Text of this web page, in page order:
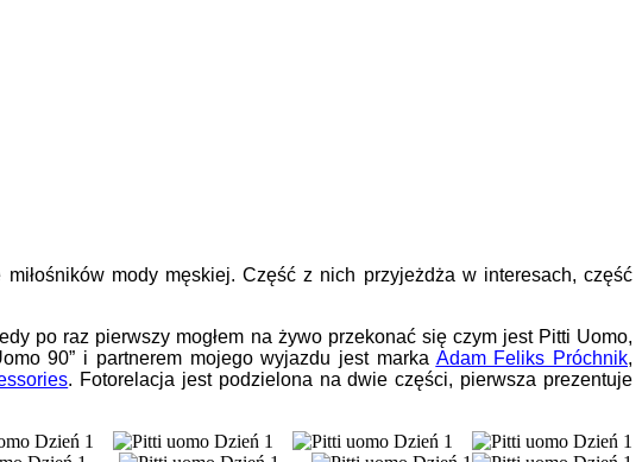
mody męskiej. Część z nich przyjeżdża w interesach, część
po raz pierwszy mogłem na żywo przekonać się czym jest Pitti Uomo,
90” i partnerem mojego wyjazdu jest marka Adam Feliks Próchnik,
. Fotorelacja jest podzielona na dwie części, pierwsza prezentuje